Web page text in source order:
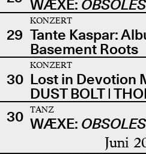
WÆXE:
29
KONZERT
Tante Kaspar:
Basement Roots
30
KONZERT
Lost in Devotion
DUST BOLT |
30
TANZ
WÆXE:
Juni